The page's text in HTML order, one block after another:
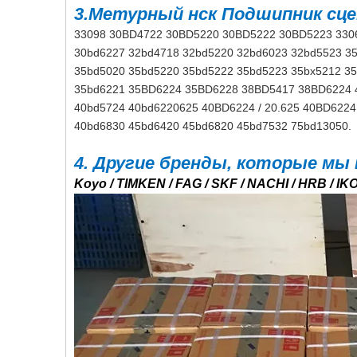
3.Метурный нск Подшипник
33098 30BD4722 30BD5220 30BD5222 30BD5223
30bd6227 32bd4718 32bd5220 32bd6023 32bd5523
35bd5020 35bd5220 35bd5222 35bd5223 35bx5212
35bd6221 35BD6224 35BD6228 38BD5417 38BD6224
40bd5724 40bd6220625 40BD6224 / 20.625
40bd6830 45bd6420 45bd6820 45bd7532 75bd13050.
4. Другие бренды, которые
Koyo / TIMKEN / FAG / SKF / NACHI / HRB /